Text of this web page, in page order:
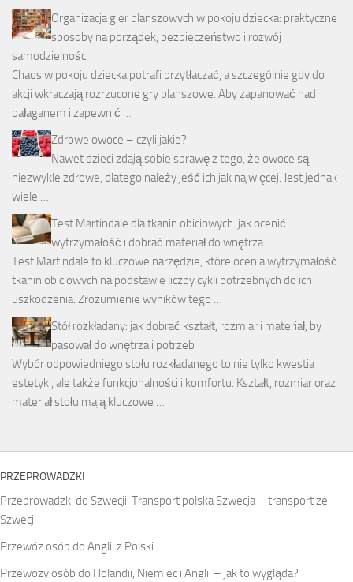
Organizacja gier planszowych w pokoju dziecka: praktyczne
sposoby na porządek, bezpieczeństwo i rozwój
samodzielności
Chaos w pokoju dziecka potrafi przytłaczać, a szczególnie gdy do
akcji wkraczają rozrzucone gry planszowe. Aby zapanować nad
bałaganem i zapewnić …
Zdrowe owoce – czyli jakie?
Nawet dzieci zdają sobie sprawę z tego, że owoce są
niezwykle zdrowe, dlatego należy jeść ich jak najwięcej. Jest jednak
wiele …
Test Martindale dla tkanin obiciowych: jak ocenić
wytrzymałość i dobrać materiał do wnętrza
Test Martindale to kluczowe narzędzie, które ocenia wytrzymałość
tkanin obiciowych na podstawie liczby cykli potrzebnych do ich
uszkodzenia. Zrozumienie wyników tego …
Stół rozkładany: jak dobrać kształt, rozmiar i materiał, by
pasował do wnętrza i potrzeb
Wybór odpowiedniego stołu rozkładanego to nie tylko kwestia
estetyki, ale także funkcjonalności i komfortu. Kształt, rozmiar oraz
materiał stołu mają kluczowe …
PRZEPROWADZKI
Przeprowadzki do Szwecji. Transport polska Szwecja – transport ze
Szwecji
Przewóz osób do Anglii z Polski
Przewozy osób do Holandii, Niemiec i Anglii – jak to wygląda?